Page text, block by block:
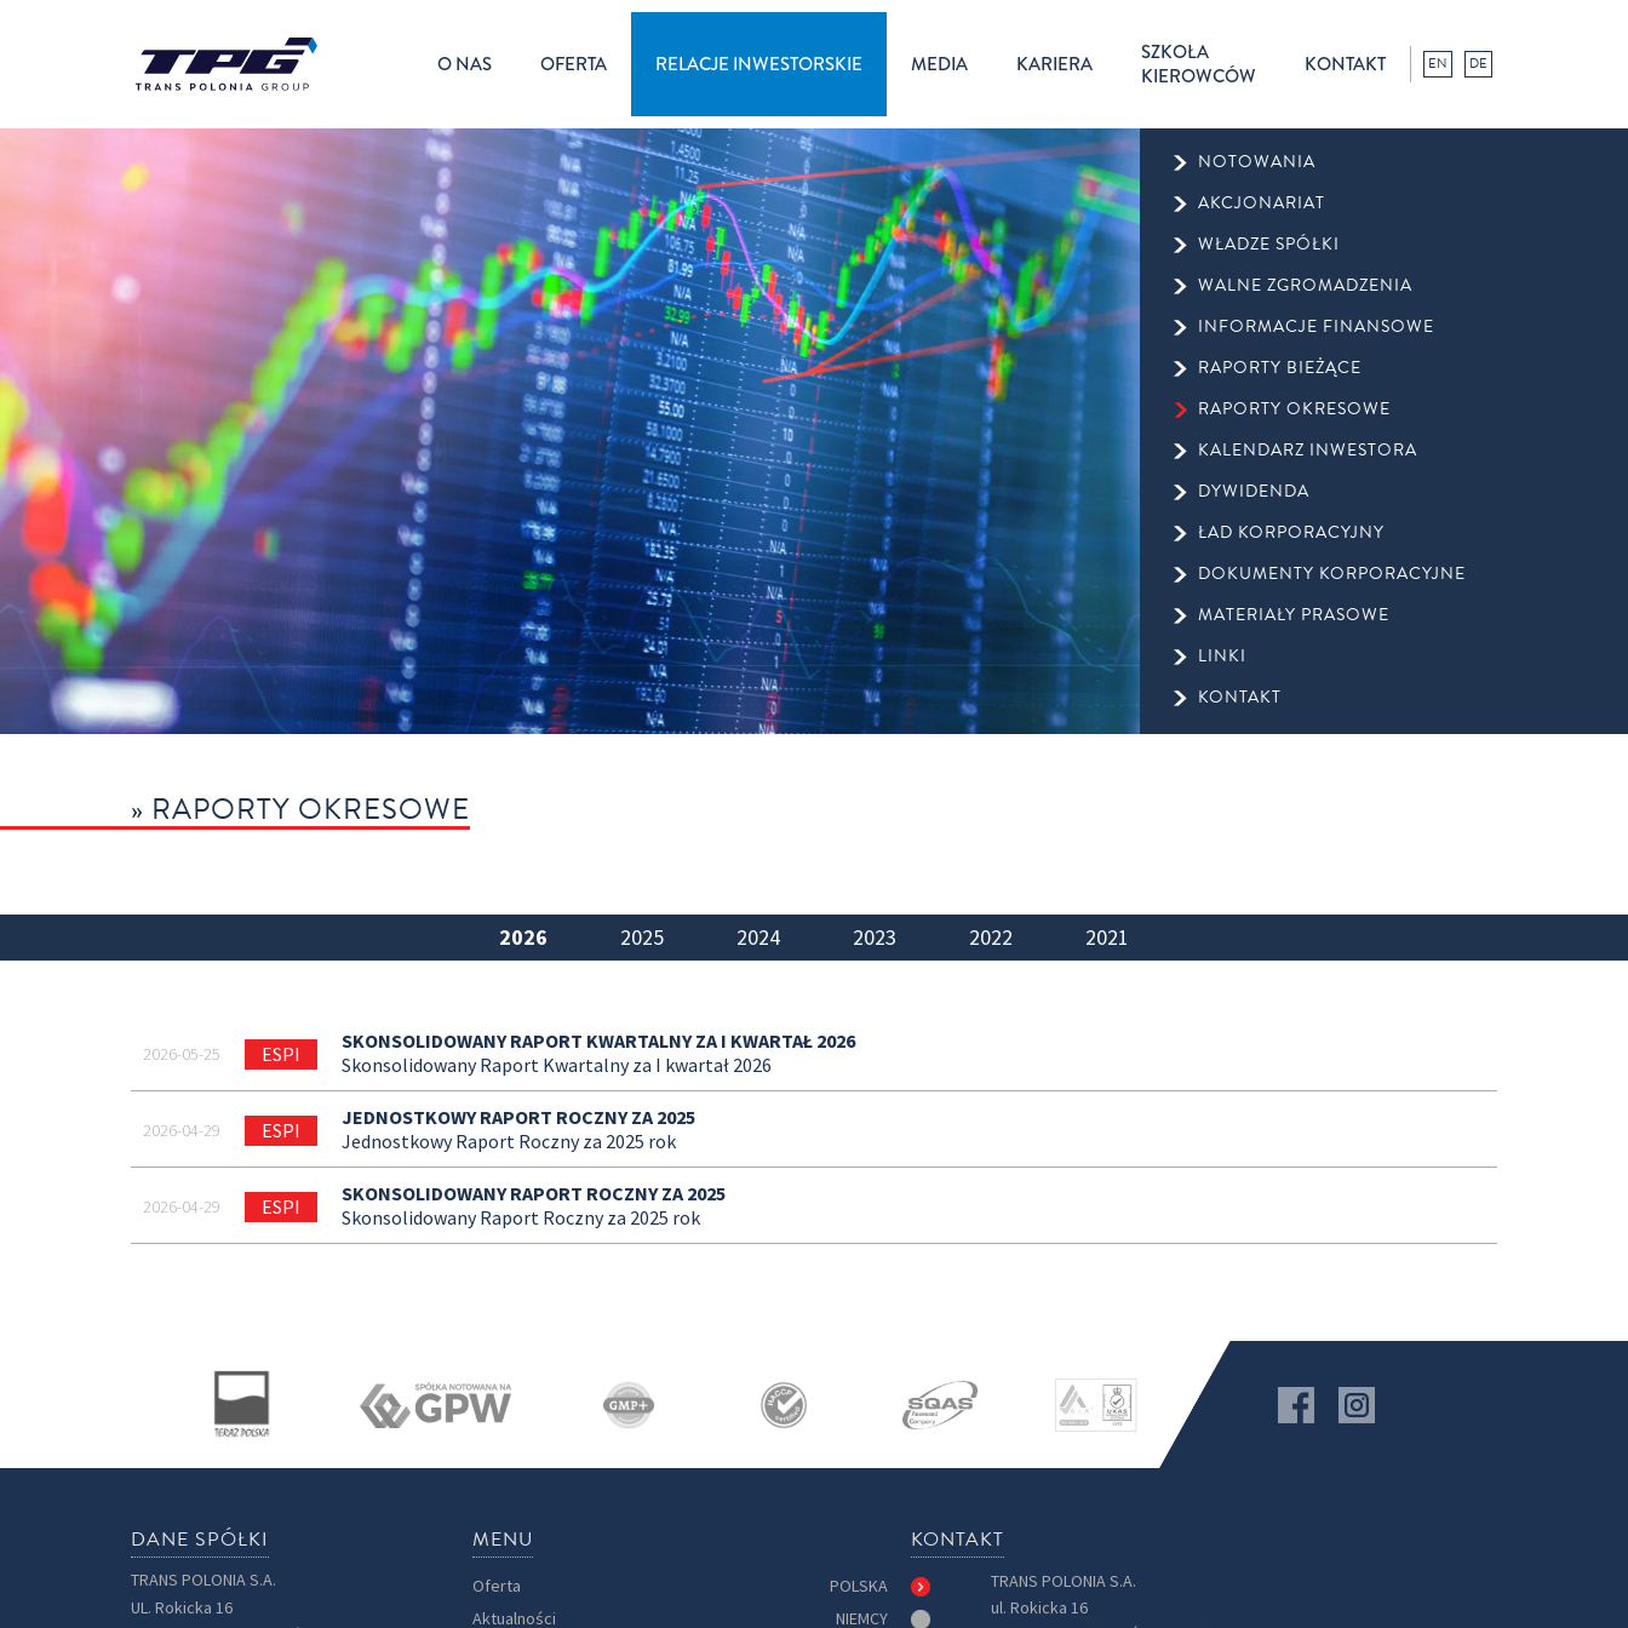
O NAS OFERTA RELACJE INWESTORSKIE MEDIA KARIERA
SZKOŁA
KIEROWCÓW
KONTAKT EN DE
NOTOWANIA
AKCJONARIAT
WŁADZE SPÓŁKI
WALNE ZGROMADZENIA
INFORMACJE FINANSOWE
RAPORTY BIEŻĄCE
RAPORTY OKRESOWE
KALENDARZ INWESTORA
DYWIDENDA
ŁAD KORPORACYJNY
DOKUMENTY KORPORACYJNE
MATERIAŁY PRASOWE
LINKI
KONTAKT
» RAPORTY OKRESOWE
2026 2025 2024 2023 2022 2021
2026-05-25 ESPI
SKONSOLIDOWANY RAPORT KWARTALNY ZA I KWARTAŁ 2026
Skonsolidowany Raport Kwartalny za I kwartał 2026
2026-04-29 ESPI
JEDNOSTKOWY RAPORT ROCZNY ZA 2025
Jednostkowy Raport Roczny za 2025 rok
2026-04-29 ESPI
SKONSOLIDOWANY RAPORT ROCZNY ZA 2025
Skonsolidowany Raport Roczny za 2025 rok
DANE SPÓŁKI
TRANS POLONIA S.A.
UL. Rokicka 16
MENU
Oferta
Aktualności
KONTAKT
POLSKA
NIEMCY
TRANS POLONIA S.A.
ul. Rokicka 16